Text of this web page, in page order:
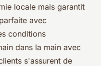
locale mais garantit
avec
conditions
dans la main avec
s'assurent de